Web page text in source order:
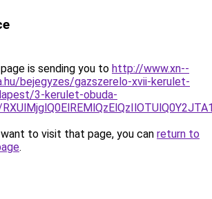
is sending you to http://www.xn--
bejegyzes/gazszerelo-xvii-kerulet-
3-kerulet-obuda-
to visit that page, you can return to
.